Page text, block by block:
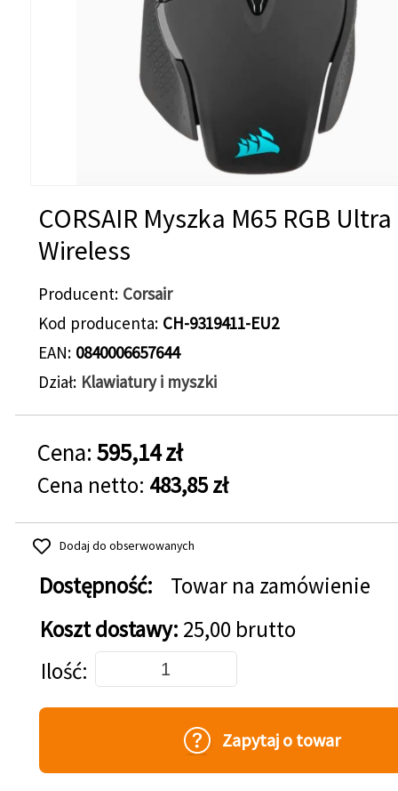
CORSAIR Myszka M65 RGB Ultra
Wireless
Producent Corsair
Kod producenta CH-9319411-EU2
EAN 0840006657644
Dział Klawiatury i myszki
Cena: 595,14 zł
Cena netto: 483,85 zł
Dodaj do obserwowanych
Dostępność:
Towar na zamówienie
Koszt dostawy: 25,00 brutto
Dodaj do koszyka
Ilość
Zapytaj o towar